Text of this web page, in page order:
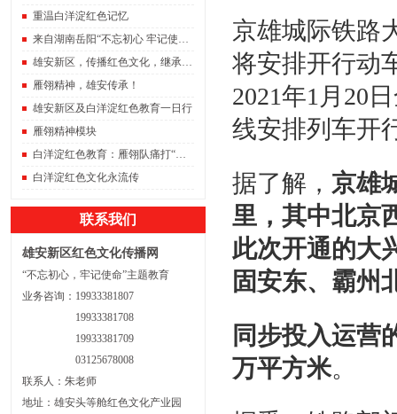
重温白洋淀红色记忆
来自湖南岳阳“不忘初心 牢记使命”主题教育雄安调研团
雄安新区，传播红色文化，继承红色精神。
雁翎精神，雄安传承！
雄安新区及白洋淀红色教育一日行
雁翎精神模块
白洋淀红色教育：雁翎队痛打“保运船”
白洋淀红色文化永流传
联系我们
雄安新区红色文化传播网
“不忘初心，牢记使命”主题教育
业务咨询：19933381807
19933381708
19933381709
03125678008
联系人：朱老师
地址：雄安头等舱红色文化产业园
京雄城际铁路
将安排开行动
2021年1月20
线安排列车开
据了解， 京雄
里，其中北京
此次开通的大
固安东、霸州
同步投入运营
万平方米。